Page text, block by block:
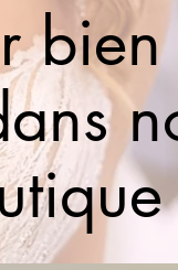
bien